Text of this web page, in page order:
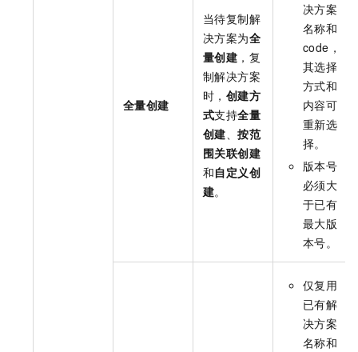
全量创建
当待复制解
决方案为全
量创建 ，复
制解决方案
时， 创建方
式支持全量
创建、按范
围关联创建
和自定义创
建。
决方案
名称和
code，
其选择
方式和
内容可
重新选
择。
版本号
必须大
于已有
最大版
本号。
仅复用
已有解
决方案
名称和